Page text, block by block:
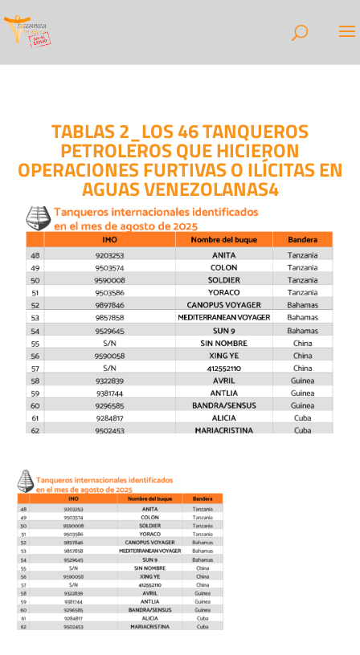
TABLAS 2_LOS 46 TANQUEROS
PETROLEROS QUE HICIERON
OPERACIONES FURTIVAS O ILÍCITAS EN
AGUAS VENEZOLANAS4